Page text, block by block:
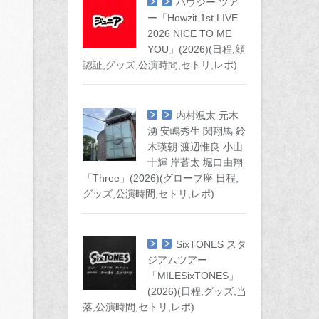
ー「Howzit 1st LIVE
2026 NICE TO ME
YOU」(2026)(日程,顔
認証,グッズ,公演時間,セトリ,レポ)
内村颯太 元木
湧 安嶋秀生 関翔馬 鈴
木瑛朝 渡辺惟良 小山
十輝 岸蒼太 堀口由翔
「Three」(2026)(グローブ座 日程,
グッズ,公演時間,セトリ,レポ)
SixTONES スタ
ジアムツアー
「MILESixTONES」
(2026)(日程,グッズ,当
落,公演時間,セトリ,レポ)